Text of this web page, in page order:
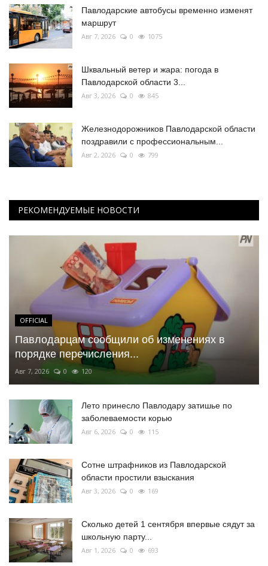
Павлодарские автобусы временно изменят
маршрут
Авг 7, 2026 0 1075
Шквальный ветер и жара: погода в
Павлодарской области 3...
Авг 3, 2026 0 845
Железнодорожников Павлодарской области
поздравили с профессиональным...
Авг 2, 2026 0 799
РЕКОМЕНДУЕМЫЕ НОВОСТИ
OFFICIAL
Павлодарцам сообщили об изменениях в
порядке перечисления...
Авг 7, 2026 0 120
Лето принесло Павлодару затишье по
заболеваемости корью
Авг 6, 2026 0 115
Сотне штрафников из Павлодарской
области простили взыскания
Авг 3, 2026 0 169
Сколько детей 1 сентября впервые сядут за
школьную парту...
Авг 1, 2026 0 693